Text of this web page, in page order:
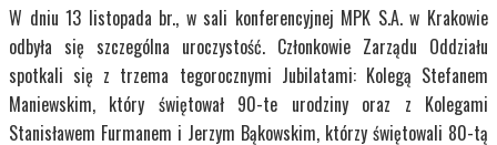
W dniu 13 listopada br., w sali konferencyjnej MPK S.A. w Krakowie
odbyła się szczególna uroczystość. Członkowie Zarządu Oddziału
spotkali się z trzema tegorocznymi Jubilatami: Kolegą Stefanem
Maniewskim, który świętował 90-te urodziny oraz z Kolegami
Stanisławem Furmanem i Jerzym Bąkowskim, którzy świętowali 80-tą